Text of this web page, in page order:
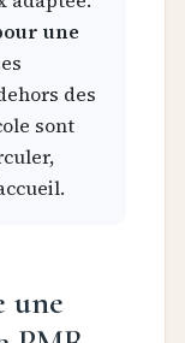
une
des
sont
une